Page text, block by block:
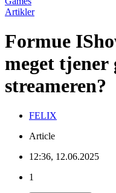
Artikler
Formue
meget tjener
streameren?
FELIX
Article
12:36, 12.06.2025
1